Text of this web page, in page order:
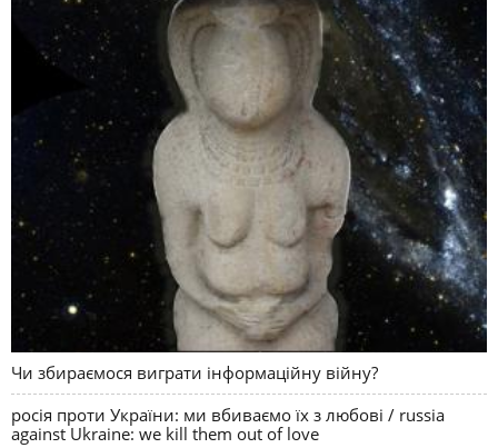
Чи збираємося виграти інформаційну війну?
росія проти України: ми вбиваємо їх з любові / russia
against Ukraine: we kill them out of love